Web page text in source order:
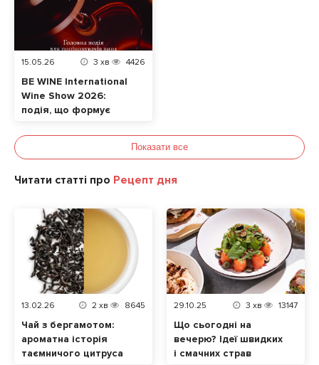
15.05.26 3 хв 4426
BE WINE International
Wine Show 2026:
подія, що формує
культуру в Україні
Показати все
Читати статті про Рецепт дня
13.02.26 2 хв 8645
Чай з бергамотом:
ароматна історія
таємничого цитруса
29.10.25 3 хв 13147
Що сьогодні на
вечерю? Ідеї швидких
і смачних страв